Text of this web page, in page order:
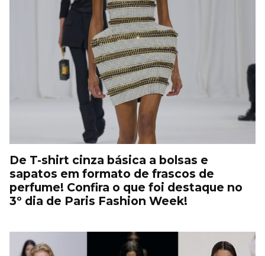
De T-shirt cinza básica a bolsas e
sapatos em formato de frascos de
perfume! Confira o que foi destaque no
3º dia de Paris Fashion Week!